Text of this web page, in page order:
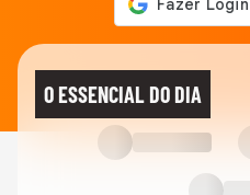
O ESSENCIAL DO DIA